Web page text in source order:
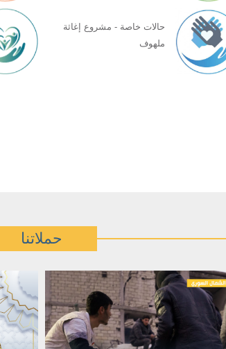
حالات خاصة - مشروع إغاثة
ملهوف
حملاتنا